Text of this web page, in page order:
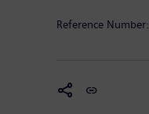
Reference Number: